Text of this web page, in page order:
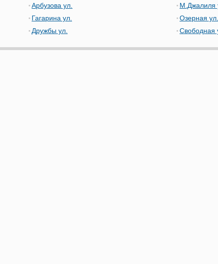
Арбузова ул.
Гагарина ул.
Дружбы ул.
М.Джалиля
Озерная ул.
Свободная